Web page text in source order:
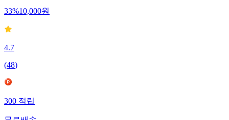
33%10,000원
4.7
(48)
300적립